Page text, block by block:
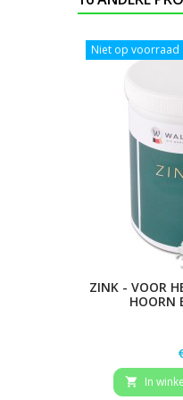
Niet op voorraad
ZINK - VOOR
HOORN
 In